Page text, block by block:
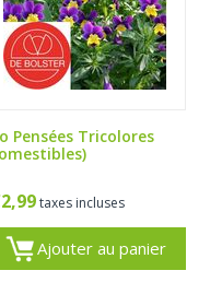
Pensées Tricolores
2,99 taxes incluses
Ajouter au panier